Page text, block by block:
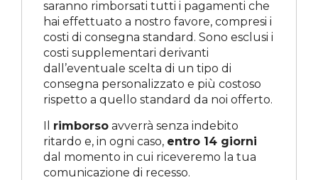
saranno rimborsati tutti i pagamenti che
hai effettuato a nostro favore, compresi i
costi di consegna standard. Sono esclusi i
costi supplementari derivanti
dall’eventuale scelta di un tipo di
consegna personalizzato e più costoso
rispetto a quello standard da noi offerto.
Il rimborsoavverrà senza indebito
ritardo e, in ogni caso, entro 14 giorni
dal momento in cui riceveremo la tua
comunicazione di recesso.